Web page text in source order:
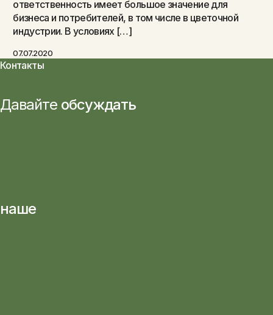
ответственность имеет большое значение для
бизнеса и потребителей, в том числе в цветочной
индустрии. В условиях […]
07.07.2020
Контакты
Давайте обсуждать
наше